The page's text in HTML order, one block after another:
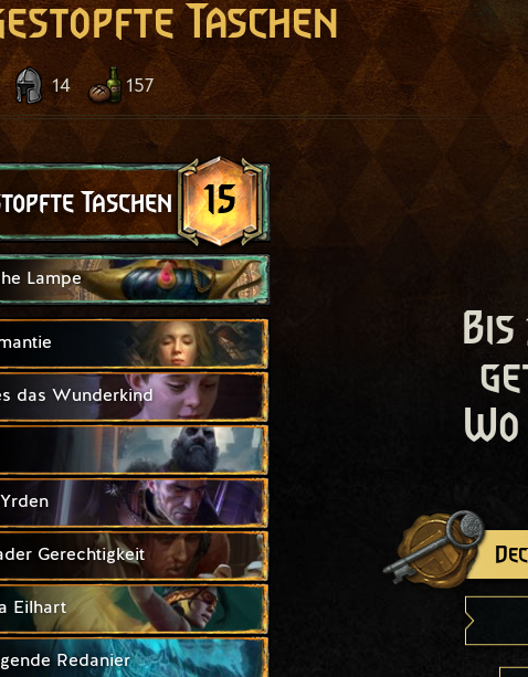
Taschen
14 157
Taschen 15
Lampe
das Wunderkind
Gerechtigkeit
Eilhart
Redanier